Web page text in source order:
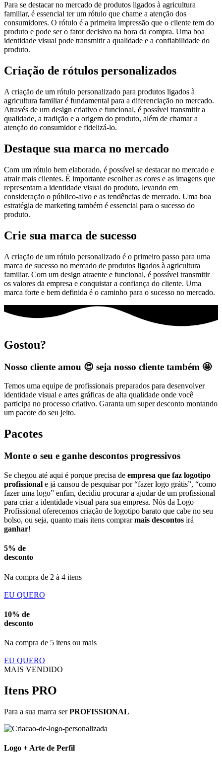
Para se destacar no mercado de produtos ligados à agricultura
familiar, é essencial ter um rótulo que chame a atenção dos
consumidores. O rótulo é a primeira impressão que o cliente tem do
produto e pode ser o fator decisivo na hora da compra. Uma boa
identidade visual pode transmitir a qualidade e a confiabilidade do
produto.
Criação de rótulos personalizados
A criação de um rótulo personalizado para produtos ligados à
agricultura familiar é fundamental para a diferenciação no mercado.
Através de um design criativo e funcional, é possível transmitir a
qualidade, a tradição e a origem do produto, além de chamar a
atenção do consumidor e fidelizá-lo.
Destaque sua marca no mercado
Com um rótulo bem elaborado, é possível se destacar no mercado e
atrair mais clientes. É importante escolher as cores e as imagens que
representam a identidade visual do produto, levando em
consideração o público-alvo e as tendências de mercado. Uma boa
estratégia de marketing também é essencial para o sucesso do
produto.
Crie sua marca de sucesso
A criação de um rótulo personalizado é o primeiro passo para uma
marca de sucesso no mercado de produtos ligados à agricultura
familiar. Com um design atraente e funcional, é possível transmitir
os valores da empresa e conquistar a confiança do cliente. Uma
marca forte e bem definida é o caminho para o sucesso no mercado.
Gostou?
Nosso cliente amou 😍 seja nosso cliente também 🤩
Temos uma equipe de profissionais preparados para desenvolver
identidade visual e artes gráficas de alta qualidade onde você
participa no processo criativo. Garanta um super desconto montando
um pacote do seu jeito.
Pacotes
Monte o seu e ganhe descontos progressivos
Se chegou até aqui é porque precisa de empresa que faz logotipo
profissional e já cansou de pesquisar por “fazer logo grátis”, “como
fazer uma logo” enfim, decidiu procurar a ajudar de um profissional
para criar a identidade visual para sua empresa. Nós da Logo
Profissional oferecemos criação de logotipo barato que cabe no seu
bolso, ou seja, quanto mais itens comprarmais descontos irá
ganhar!
5% de
desconto
Na compra de 2 à 4 itens
EU QUERO
10% de
desconto
Na compra de 5 itens ou mais
EU QUERO
MAIS VENDIDO
Itens PRO
Para a sua marca serPROFISSIONAL
Logo + Arte de Perfil